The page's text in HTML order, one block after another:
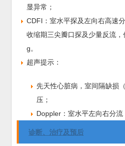
显异常；
CDFI：室水平探及左向右高速
收缩期三尖瓣口探及少量反流
g。
超声提示：
先天性心脏病，室间隔缺损
压；
Doppler：室水平左向右分流
诊断、治疗及预后